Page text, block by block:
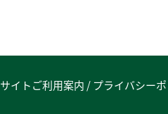
サイトご利用案内 / プライバシー